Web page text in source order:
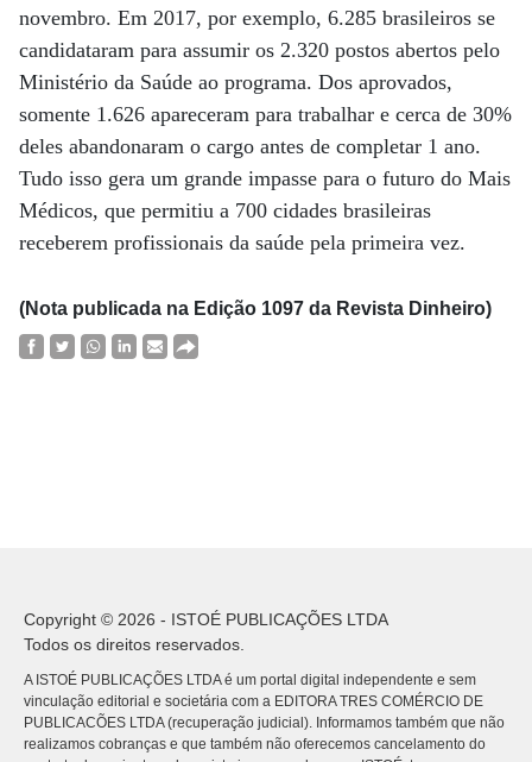
novembro. Em 2017, por exemplo, 6.285 brasileiros se
candidataram para assumir os 2.320 postos abertos pelo
Ministério da Saúde ao programa. Dos aprovados,
somente 1.626 apareceram para trabalhar e cerca de 30%
deles abandonaram o cargo antes de completar 1 ano.
Tudo isso gera um grande impasse para o futuro do Mais
Médicos, que permitiu a 700 cidades brasileiras
receberem profissionais da saúde pela primeira vez.
(Nota publicada na Edição 1097 da Revista Dinheiro)
Copyright © 2026 - ISTOÉ PUBLICAÇÕES LTDA
Todos os direitos reservados.
A ISTOÉ PUBLICAÇÕES LTDA é um portal digital independente e sem
vinculação editorial e societária com a EDITORA TRES COMÉRCIO DE
PUBLICACÕES LTDA (recuperação judicial). Informamos também que não
realizamos cobranças e que também não oferecemos cancelamento do